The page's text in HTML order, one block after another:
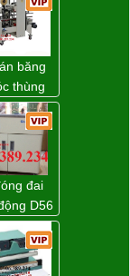
băng
thùng
giá tốt
Nai
đai
D56